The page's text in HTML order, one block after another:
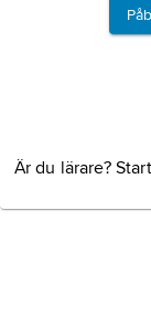
Är du lärare?